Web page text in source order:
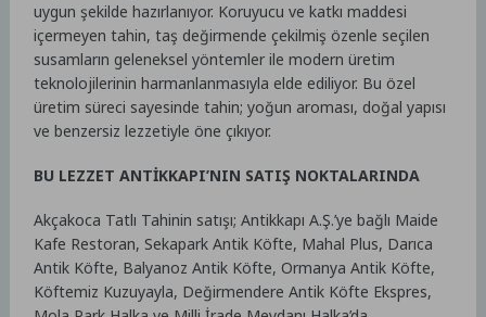
uygun şekilde hazırlanıyor. Koruyucu ve katkı maddesi
içermeyen tahin, taş değirmende çekilmiş özenle seçilen
susamların geleneksel yöntemler ile modern üretim
teknolojilerinin harmanlanmasıyla elde ediliyor. Bu özel
üretim süreci sayesinde tahin; yoğun aroması, doğal yapısı
ve benzersiz lezzetiyle öne çıkıyor.
BU LEZZET ANTİKKAPI’NIN SATIŞ NOKTALARINDA
Akçakoca Tatlı Tahinin satışı; Antikkapı A.Ş.’ye bağlı Maide
Kafe Restoran, Sekapark Antik Köfte, Mahal Plus, Darıca
Antik Köfte, Balyanoz Antik Köfte, ⁠Ormanya Antik Köfte,
Köftemiz Kuzuyayla, Değirmendere Antik Köfte Ekspres,